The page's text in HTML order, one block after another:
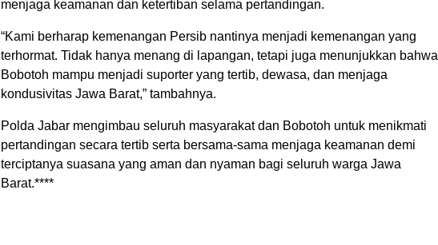
menjaga keamanan dan ketertiban selama pertandingan.
“Kami berharap kemenangan Persib nantinya menjadi kemenangan yang
terhormat. Tidak hanya menang di lapangan, tetapi juga menunjukkan bahwa
Bobotoh mampu menjadi suporter yang tertib, dewasa, dan menjaga
kondusivitas Jawa Barat,” tambahnya.
Polda Jabar mengimbau seluruh masyarakat dan Bobotoh untuk menikmati
pertandingan secara tertib serta bersama-sama menjaga keamanan demi
terciptanya suasana yang aman dan nyaman bagi seluruh warga Jawa
Barat.****